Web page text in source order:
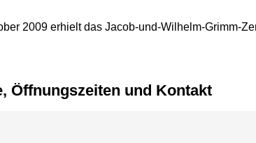
2009 erhielt das Jacob-und-Wilhelm-Grimm-
Öffnungszeiten und Kontakt